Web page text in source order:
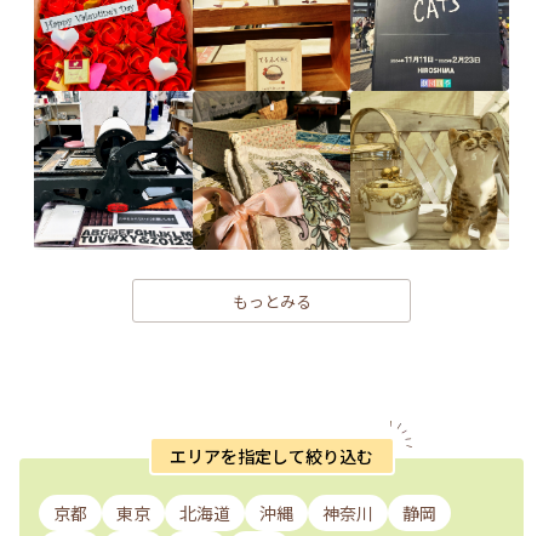
もっとみる
エリアを指定して絞り込む
京都 東京 北海道 沖縄 神奈川
静岡